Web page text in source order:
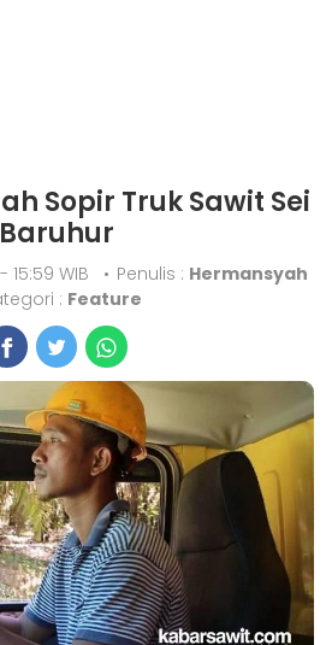
Sopir Truk Sawit Sei
Baruhur
WIB • Penulis : Hermansyah
: Feature